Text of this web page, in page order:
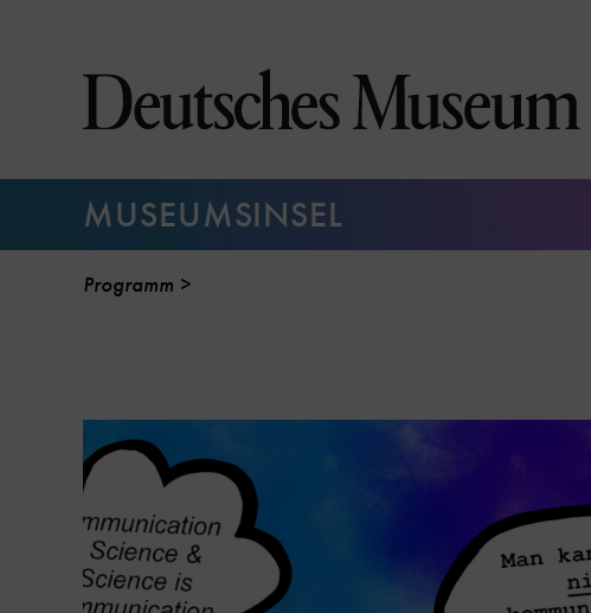
Seiteninhalt
MUSEUMSINSEL
Programm